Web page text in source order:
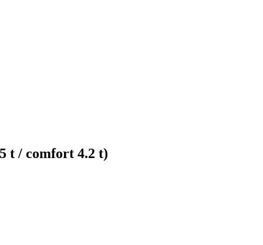
t / comfort 4.2 t)